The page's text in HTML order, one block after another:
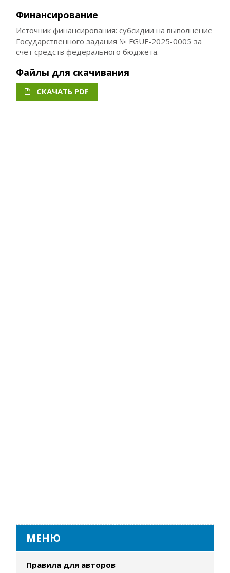
Финансирование
Источник финансирования: субсидии на выполнение
Государственного задания № FGUF-2025-0005 за
счет средств федерального бюджета.
Файлы для скачивания
СКАЧАТЬ PDF
МЕНЮ
Правила для авторов